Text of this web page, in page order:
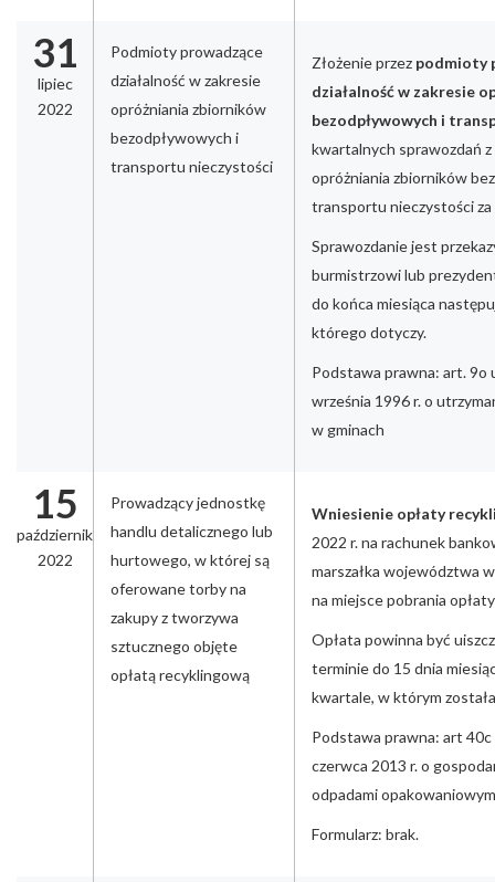
31
lipiec
2022
Podmioty prowadzące
działalność w zakresie
opróżniania zbiorników
bezodpływowych i
transportu nieczystości
Złożenie przez podmioty
działalność w zakresie
bezodpływowych i
kwartalnych sprawozdań z
opróżniania zbiorników
transportu nieczystości za
Sprawozdanie jest
burmistrzowi lub
do końca miesiąca
którego dotyczy.
Podstawa prawna: art. 9o
września 1996 r. o
w gminach
15
październik
2022
Prowadzący jednostkę
handlu detalicznego lub
hurtowego, w której są
oferowane torby na
zakupy z tworzywa
sztucznego objęte
opłatą recyklingową
Wniesienie opłaty
2022 r. na rachunek
marszałka województwa
na miejsce pobrania
Opłata powinna być
terminie do 15 dnia
kwartale, w którym
Podstawa prawna: art
czerwca 2013 r. o
odpadami
Formularz: brak.